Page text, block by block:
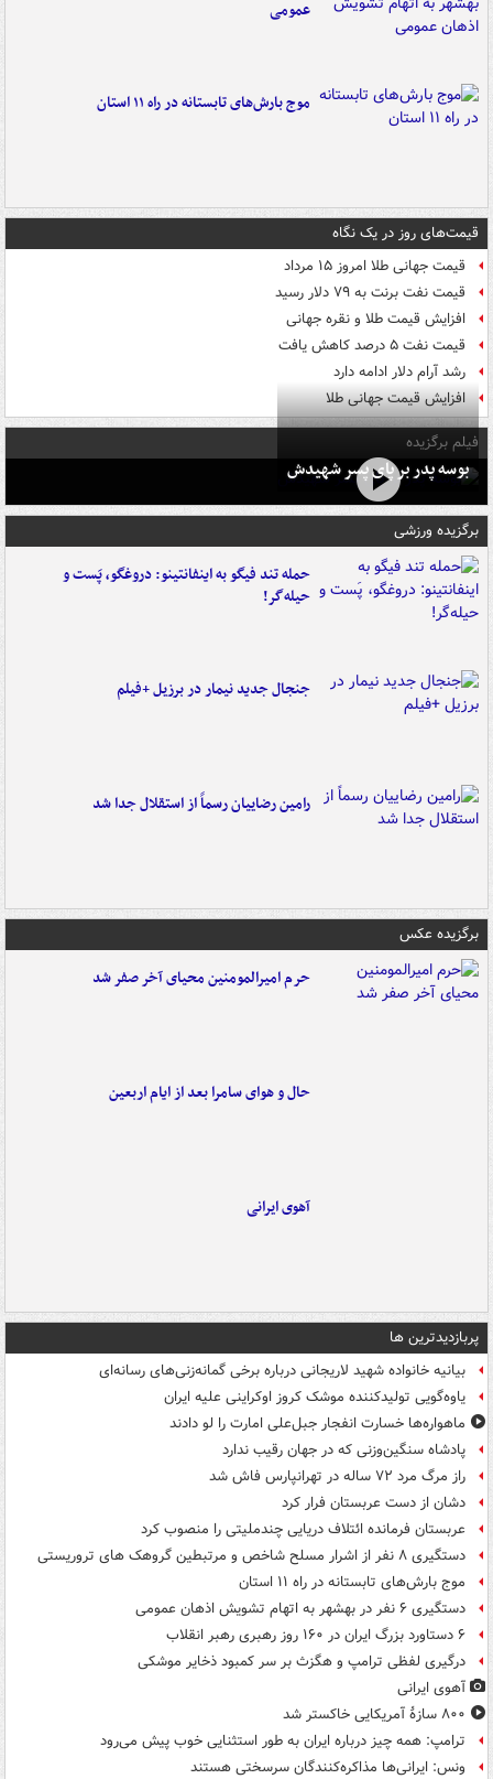
عمومی
موج بارش‌های تابستانه در راه ۱۱ استان
قیمت‌های روز در یک نگاه
قیمت جهانی طلا امروز ۱۵ مرداد
قیمت نفت برنت به ۷۹ دلار رسید
افزایش قیمت طلا و نقره جهانی
قیمت نفت ۵ درصد کاهش یافت
رشد آرام دلار ادامه دارد
افزایش قیمت جهانی طلا
فیلم برگزیده
بوسه‌ پدر بر پای پسر شهیدش
برگزیده ورزشی
حمله تند فیگو به اینفانتینو: دروغگو، پَست‌ و
حیله‌گر!
جنجال جدید نیمار در برزیل +فیلم
رامین رضاییان رسماً از استقلال جدا شد
برگزیده عکس
حرم امیرالمومنین محیای آخر صفر شد
حال و هوای سامرا بعد از ایام اربعین
آهوی ایرانی
پربازدیدترین ها
بیانیه خانواده شهید لاریجانی درباره برخی گمانه‌زنی‌های رسانه‌ای
یاوه‌گویی تولیدکننده موشک کروز اوکراینی علیه ایران
ماهواره‌ها خسارت انفجار جبل‌علی امارت را لو دادند
پادشاه سنگین‌وزنی که در جهان رقیب ندارد
راز مرگ مرد ۷۲ ساله در تهرانپارس فاش شد
دشان از دست عربستان فرار کرد
عربستان فرمانده ائتلاف دریایی چندملیتی را منصوب کرد
دستگیری ۸ نفر از اشرار مسلح شاخص و مرتبطین گروهک های تروریستی
موج بارش‌های تابستانه در راه ۱۱ استان
دستگیری ۶ نفر در بهشهر به اتهام تشویش اذهان عمومی
۶ دستاورد بزرگ ایران در ۱۶۰ روز رهبری رهبر انقلاب
درگیری لفظی ترامپ و هگزث بر سر کمبود ذخایر موشکی
آهوی ایرانی
۸۰۰ سازۀ آمریکایی خاکستر شد
ترامپ: همه چیز درباره ایران به طور استثنایی خوب پیش می‌رود
ونس: ایرانی‌ها مذاکره‌کنندگان سرسختی هستند